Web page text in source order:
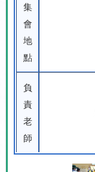
集
會
地
點
負
責
老
師